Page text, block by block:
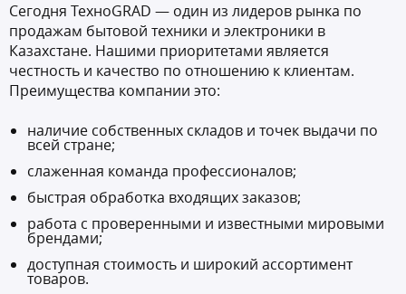
Сегодня ТехноGRAD — один из лидеров рынка по
продажам бытовой техники и электроники в
Казахстане. Нашими приоритетами является
честность и качество по отношению к клиентам.
Преимущества компании это:
наличие собственных складов и точек выдачи по
всей стране;
слаженная команда профессионалов;
быстрая обработка входящих заказов;
работа с проверенными и известными мировыми
брендами;
доступная стоимость и широкий ассортимент
товаров.